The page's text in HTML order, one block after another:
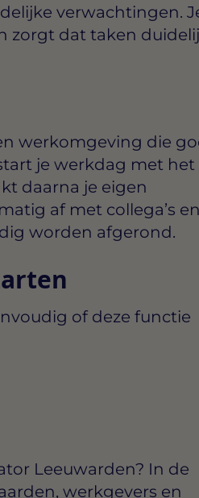
verwachtingen.
zorgt dat taken
werkomgeving die
je werkdag met het
daarna je eigen
af met collega’s en
worden afgerond.
of deze functie
Leeuwarden? In de
werkgevers en